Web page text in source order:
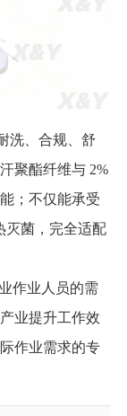
洗、合规、舒
聚酯纤维与 2%
；不仅能承受
灭菌，完全适配
作业人员的需
业提升工作效
作业需求的专